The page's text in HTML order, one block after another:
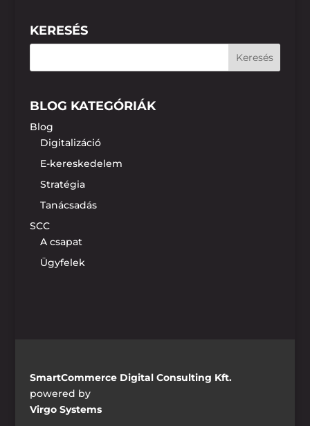
KERESÉS
BLOG KATEGÓRIÁK
Blog
Digitalizáció
E-kereskedelem
Stratégia
Tanácsadás
SCC
A csapat
Ügyfelek
SmartCommerce Digital Consulting Kft.
powered by
Virgo Systems